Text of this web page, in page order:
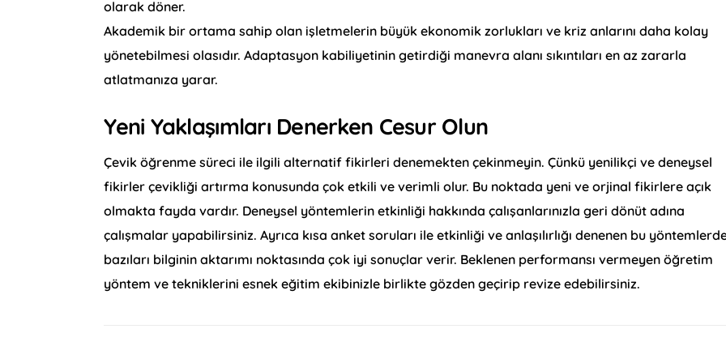
olarak döner.
Akademik bir ortama sahip olan işletmelerin büyük ekonomik zorlukları ve kriz anlarını daha kolay
yönetebilmesi olasıdır. Adaptasyon kabiliyetinin getirdiği manevra alanı sıkıntıları en az zararla
atlatmanıza yarar.
Yeni Yaklaşımları Denerken Cesur Olun
Çevik öğrenme süreci ile ilgili alternatif fikirleri denemekten çekinmeyin. Çünkü yenilikçi ve deneysel
fikirler çevikliği artırma konusunda çok etkili ve verimli olur. Bu noktada yeni ve orjinal fikirlere açık
olmakta fayda vardır. Deneysel yöntemlerin etkinliği hakkında çalışanlarınızla geri dönüt adına
çalışmalar yapabilirsiniz. Ayrıca kısa anket soruları ile etkinliği ve anlaşılırlığı denenen bu
bazıları bilginin aktarımı noktasında çok iyi sonuçlar verir. Beklenen performansı vermeyen öğretim
yöntem ve tekniklerini esnek eğitim ekibinizle birlikte gözden geçirip revize edebilirsiniz.